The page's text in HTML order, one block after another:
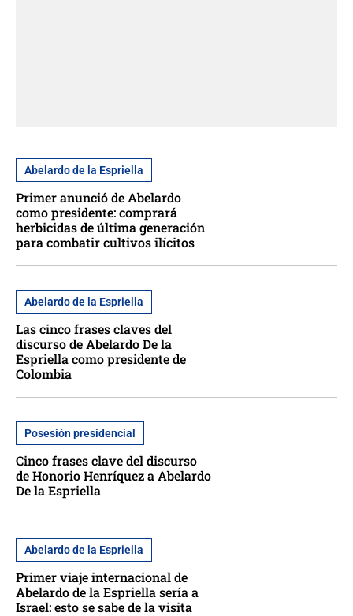
Abelardo de la Espriella
Primer anunció de Abelardo
como presidente: comprará
herbicidas de última generación
para combatir cultivos ilícitos
Abelardo de la Espriella
Las cinco frases claves del
discurso de Abelardo De la
Espriella como presidente de
Colombia
Posesión presidencial
Cinco frases clave del discurso
de Honorio Henríquez a Abelardo
De la Espriella
Abelardo de la Espriella
Primer viaje internacional de
Abelardo de la Espriella sería a
Israel: esto se sabe de la visita